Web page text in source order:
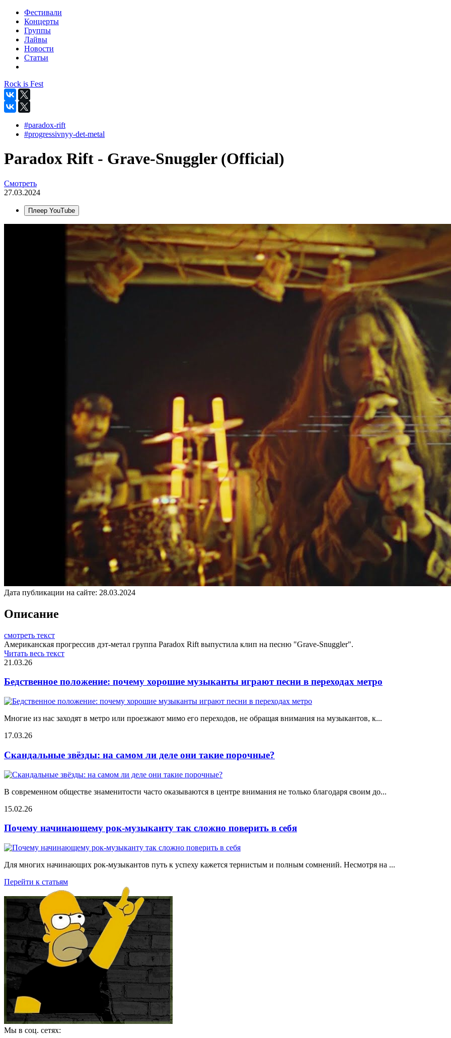
Фестивали
Концерты
Группы
Лайвы
Новости
Статьи
Rock is Fest
#paradox-rift
#progressivnyy-det-metal
Paradox Rift - Grave-Snuggler (Official)
Смотреть
27.03.2024
Плеер YouTube
Дата публикации на сайте: 28.03.2024
Описание
смотреть текст
Американская прогрессив дэт-метал группа Paradox Rift выпустила клип на песню "Grave-Snuggler".
Читать весь текст
21.03.26
Бедственное положение: почему хорошие музыканты играют песни в переходах метро
Многие из нас заходят в метро или проезжают мимо его переходов, не обращая внимания на музыкантов, к...
17.03.26
Скандальные звёзды: на самом ли деле они такие порочные?
В современном обществе знаменитости часто оказываются в центре внимания не только благодаря своим до...
15.02.26
Почему начинающему рок-музыканту так сложно поверить в себя
Для многих начинающих рок-музыкантов путь к успеху кажется тернистым и полным сомнений. Несмотря на ...
Перейти к статьям
Мы в соц. сетях: